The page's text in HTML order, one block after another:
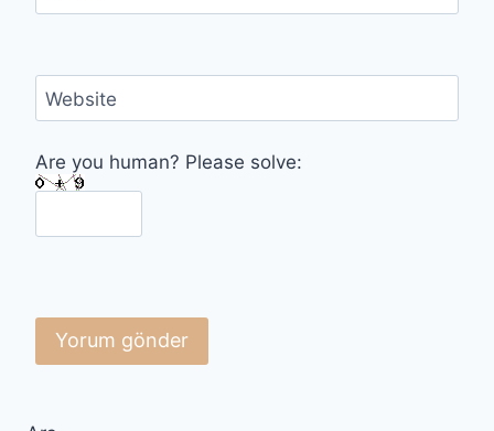
Website
Are you human? Please solve: